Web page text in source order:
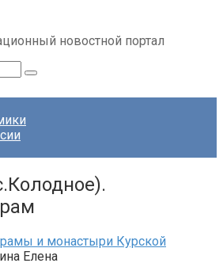
новостной портал
и монастыри Курской
Елена